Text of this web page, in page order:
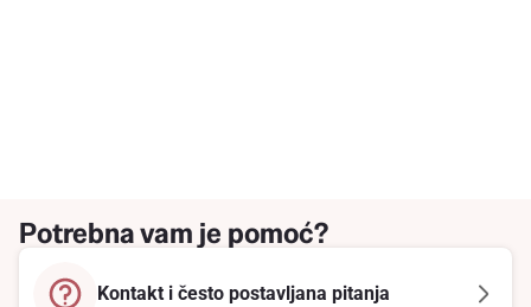
Potrebna vam je pomoć?
Kontakt i često postavljana pitanja